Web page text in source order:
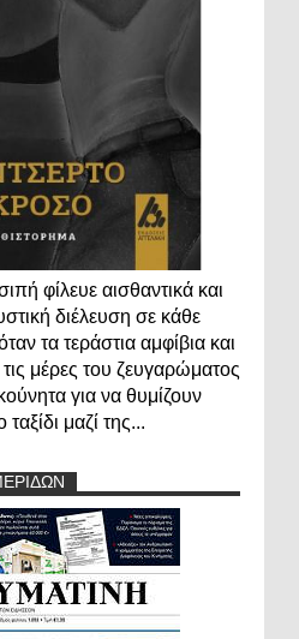
φίλευε αισθαντικά και
διέλευση σε κάθε
τα τεράστια αμφίβια και
μέρες του ζευγαρώματος
για να θυμίζουν
μαζί της...